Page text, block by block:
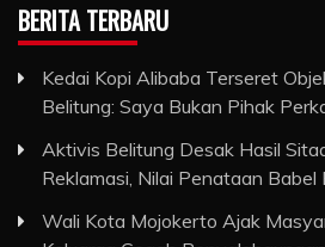
BERITA TERBARU
Kedai Kopi Alibaba Terseret
Belitung: Saya Bukan Pihak
Aktivis Belitung Desak Hasil
Reklamasi, Nilai Penataan Babel
Wali Kota Mojokerto Ajak